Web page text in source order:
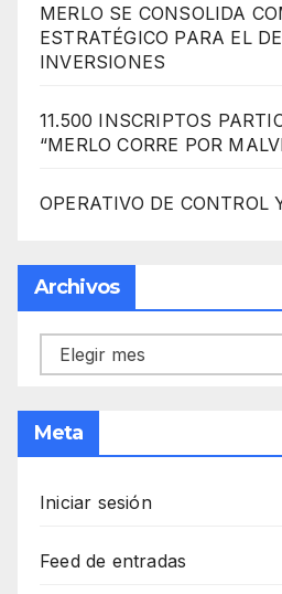
MERLO SE CONSOLIDA
ESTRATÉGICO PARA EL
INVERSIONES
11.500 INSCRIPTOS
“MERLO CORRE POR
OPERATIVO DE CONTROL
Archivos
Archivos
Meta
Iniciar sesión
Feed de entradas